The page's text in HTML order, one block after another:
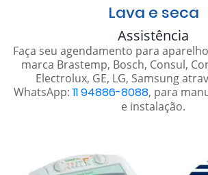
Lava e seca
Assistência
Faça seu agendamento para
marca Brastemp, Bosch, Consul,
Electrolux, GE, LG, Samsung
WhatsApp: 11 94886-8088, para
e instalação.